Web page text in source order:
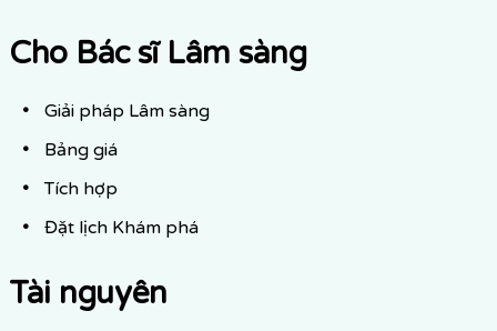
Cho Bác sĩ Lâm sàng
Giải pháp Lâm sàng
Bảng giá
Tích hợp
Đặt lịch Khám phá
Tài nguyên